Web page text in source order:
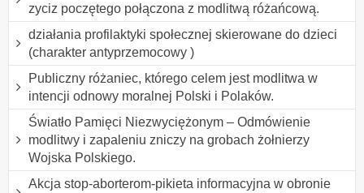
zyciz poczętego połączona z modlitwą różańcową.
działania profilaktyki społecznej skierowane do dzieci
(charakter antyprzemocowy )
Publiczny różaniec, którego celem jest modlitwa w
intencji odnowy moralnej Polski i Polaków.
Światło Pamięci Niezwyciężonym – Odmówienie
modlitwy i zapaleniu zniczy na grobach żołnierzy
Wojska Polskiego.
Akcja stop-aborterom-pikieta informacyjna w obronie